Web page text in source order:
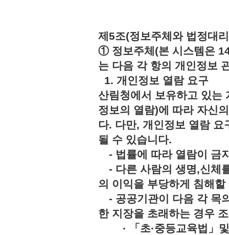
제5조(정보주체와 법정대
① 정보주체(본 시스템은
는 다음 각 항의 개인정보
1. 개인정보 열람 요구
산림청에서 보유하고 있는
정보의 열람)에 따라 자신
다. 다만, 개인정보 열람
될 수 있습니다.
- 법률에 따라 열람이
- 다른 사람의 생명,신체
의 이익을 부당하게 침
- 공공기관이 다음 각 목
한 지장을 초래하는 경우
· 「초·중등교육법」및